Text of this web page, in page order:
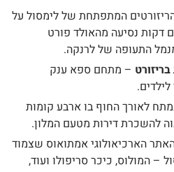
המתפתחת של לימסול על
נסיעה מהאולד פורט
התעופה של לרנקה.
– מתחם ספא ענק
החוף בו ארבע קומות
דירות מטעם המלון.
אמתואוס שצמוד
כיכר סריפולו ועוד,